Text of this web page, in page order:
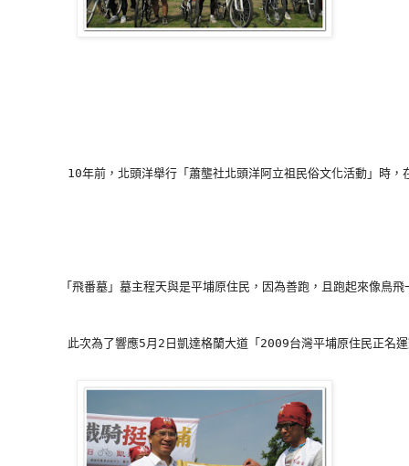
10年前，北頭洋舉行「蕭壟社北頭洋阿立祖民俗文化活動」時，
「飛番墓」墓主程天與是平埔原住民，因為善跑，且跑起來像鳥
此次為了響應5月2日凱達格蘭大道「2009台灣平埔原住民正名運